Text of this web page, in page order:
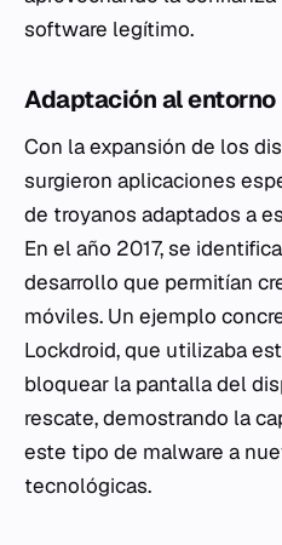
software legítimo.
Adaptación al entorno
Con la expansión de los
surgieron aplicaciones
de troyanos adaptados a
En el año 2017, se
desarrollo que permitían
móviles. Un ejemplo
Lockdroid, que utilizaba
bloquear la pantalla del
rescate, demostrando la
este tipo de malware a
tecnológicas.